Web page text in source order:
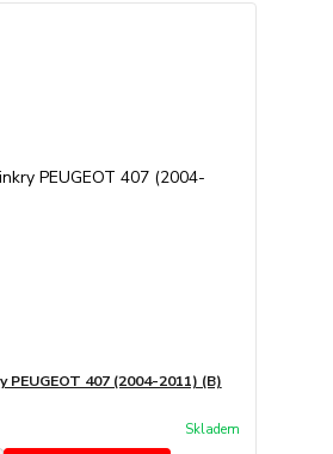
PEUGEOT 407 (2004-2011) (B)
Skladem